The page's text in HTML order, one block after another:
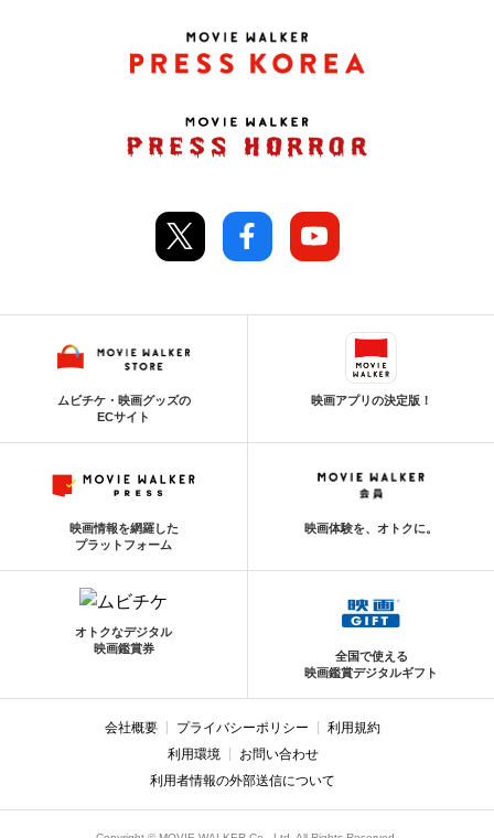
ムビチケ・映画グッズの
ECサイト
映画アプリの決定版！
映画情報を網羅した
プラットフォーム
映画体験を、オトクに。
オトクなデジタル
映画鑑賞券
全国で使える
映画鑑賞デジタルギフト
会社概要 プライバシーポリシー
利用規約
利用環境
お問い合わせ
利用者情報の外部送信について